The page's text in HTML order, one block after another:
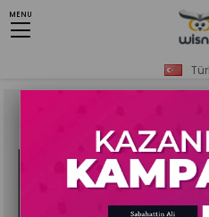
MENU
Anasayfa AkıI & Zeka Oyunları